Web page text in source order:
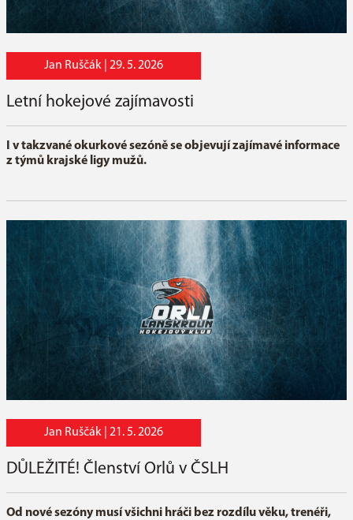
Jan Ruščák | 29. 5. 2026
Letní hokejové zajímavosti
I v takzvané okurkové sezóně se objevují zajímavé informace
z týmů krajské ligy mužů.
Jan Ruščák | 21. 5. 2026
DŮLEŽITÉ! Členství Orlů v ČSLH
Od nové sezóny musí všichni hráči bez rozdílu věku, trenéři,